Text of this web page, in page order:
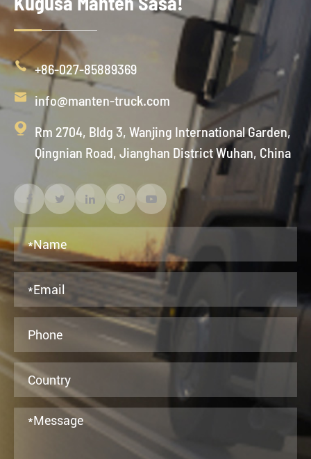
 +86-027-85889369
 info@manten-truck.com

Rm 2704, Bldg 3, Wanjing International Garden,
Qingnian Road, Jianghan District Wuhan, China